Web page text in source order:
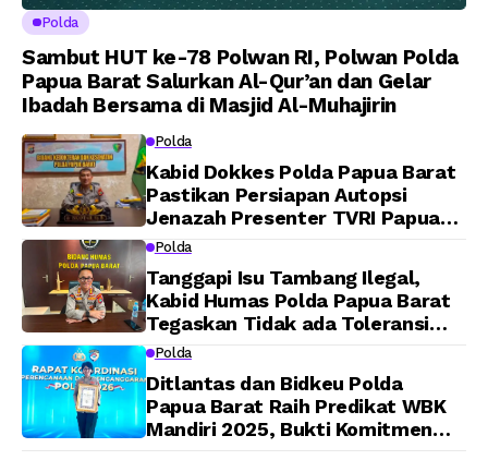
Polda
Sambut HUT ke-78 Polwan RI, Polwan Polda
Papua Barat Salurkan Al-Qur’an dan Gelar
Ibadah Bersama di Masjid Al-Muhajirin
Polda
Kabid Dokkes Polda Papua Barat
Pastikan Persiapan Autopsi
Jenazah Presenter TVRI Papua
Barat Yanto Idorway Telah
Dijadwalkan Kamis
Polda
Tanggapi Isu Tambang Ilegal,
Kabid Humas Polda Papua Barat
Tegaskan Tidak ada Toleransi
bagi Oknum Anggota
Polda
Ditlantas dan Bidkeu Polda
Papua Barat Raih Predikat WBK
Mandiri 2025, Bukti Komitmen